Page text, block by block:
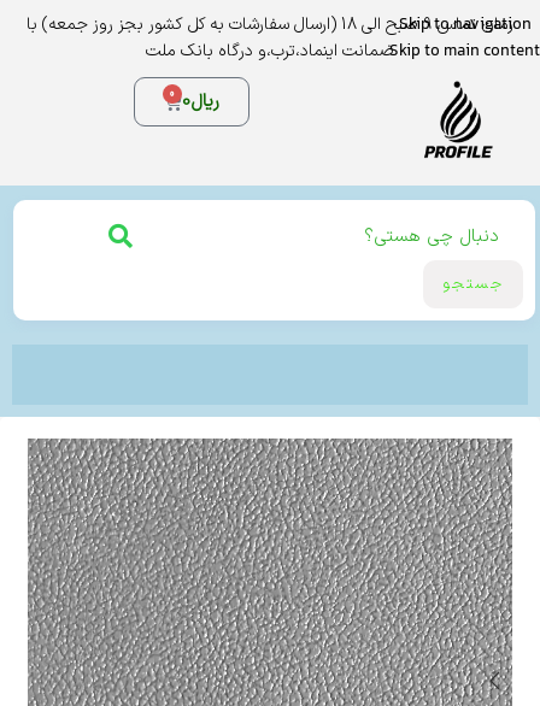
Skip to navigation
Skip to main content
زمان تماس 9 صبح الی 18 (ارسال سفارشات به کل کشور بجز روز جمعه) با
ضمانت اینماد،ترب،و درگاه بانک ملت
ریال0
0
جستجو